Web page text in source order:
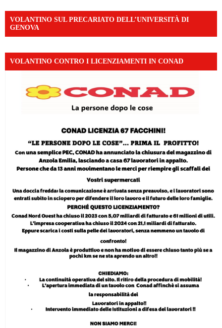
VOLANTINO SUL PRECARIATO DELL’UNIVERSITÀ DI
GENOVA
VOLANTINO CONTRO I LICENZIAMENTI IN CONAD